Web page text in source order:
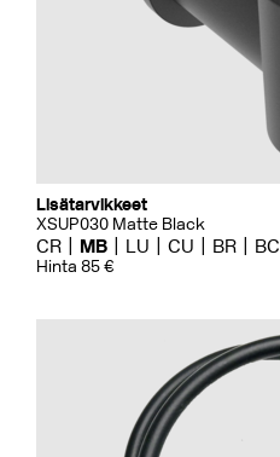
Lisätarvikkeet
XSUP030 Matte Black
CR MB LU CU BR BC
Hinta 85 €